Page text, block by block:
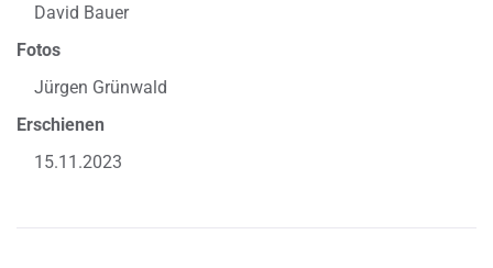
David Bauer
Fotos
Jürgen Grünwald
Erschienen
15.11.2023